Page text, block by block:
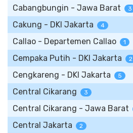
Cabangbungin - Jawa Barat 3
Cakung - DKI Jakarta 4
Callao - Departemen Callao 1
Cempaka Putih - DKI Jakarta 2
Cengkareng - DKI Jakarta 5
Central Cikarang 3
Central Cikarang - Jawa Barat
Central Jakarta 2